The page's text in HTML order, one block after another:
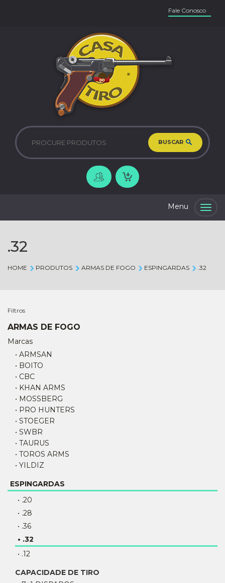
Fale Conosco
BUSCAR
.32
HOME PRODUTOS ARMAS DE FOGO ESPINGARDAS .32
Filtros
ARMAS DE FOGO
Marcas
• ARMSAN
• BOITO
• CBC
• KHAN ARMS
• MOSSBERG
• PRO HUNTERS
• STOEGER
• SWBR
• TAURUS
• TOROS ARMS
• YILDIZ
ESPINGARDAS
• .20
• .28
• .36
• .32
• .12
CAPACIDADE DE TIRO